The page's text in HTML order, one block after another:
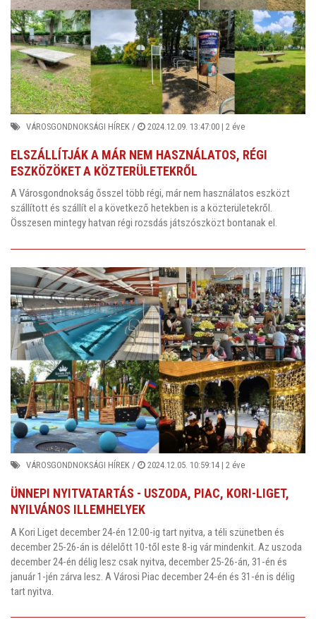
VÁROSGONDNOKSÁGI HÍREK / 2024.12.09. 13:47:00 | 2 éve
ELSZÁLLÍTJÁK A MÁR NEM HASZNÁLATOS, RÉGI
ESZKÖZÖKET A KÖZTERÜLETEKRŐL
A Városgondnokság ősszel több régi, már nem használatos eszközt
szállított és szállít el a következő hetekben is a közterületekről.
Összesen mintegy hatvan régi rozsdás játszószközt bontanak el.
VÁROSGONDNOKSÁGI HÍREK / 2024.12.05. 10:59:14 | 2 éve
ÜNNEPI NYITVATARTÁS - USZODA, PIAC, KORI-LIGET,
NYILVÁNOS ILLEMHELYEK
A Kori Liget december 24-én 12:00-ig tart nyitva, a téli szünetben és
december 25-26-án is délelőtt 10-től este 8-ig vár mindenkit. Az uszoda
december 24-én délig lesz csak nyitva, december 25-26-án, 31-én és
január 1-jén zárva lesz. A Városi Piac december 24-én és 31-én is délig
tart nyitva.